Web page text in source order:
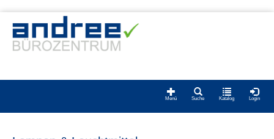
Login
Katalog
Suche
Menü